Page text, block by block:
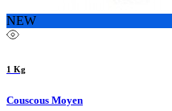
NEW
1 Kg
Couscous Moyen